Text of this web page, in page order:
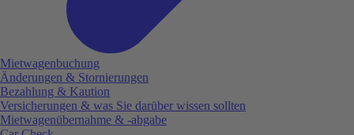
Mietwagenbuchung
Änderungen & Stornierungen
Bezahlung & Kaution
Versicherungen & was Sie darüber wissen sollten
Mietwagenübernahme & -abgabe